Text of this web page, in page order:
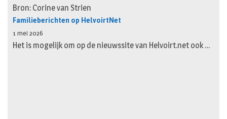
Bron: Corine van Strien
Familieberichten op HelvoirtNet
1 mei 2026
Het is mogelijk om op de nieuwssite van Helvoirt.net ook …